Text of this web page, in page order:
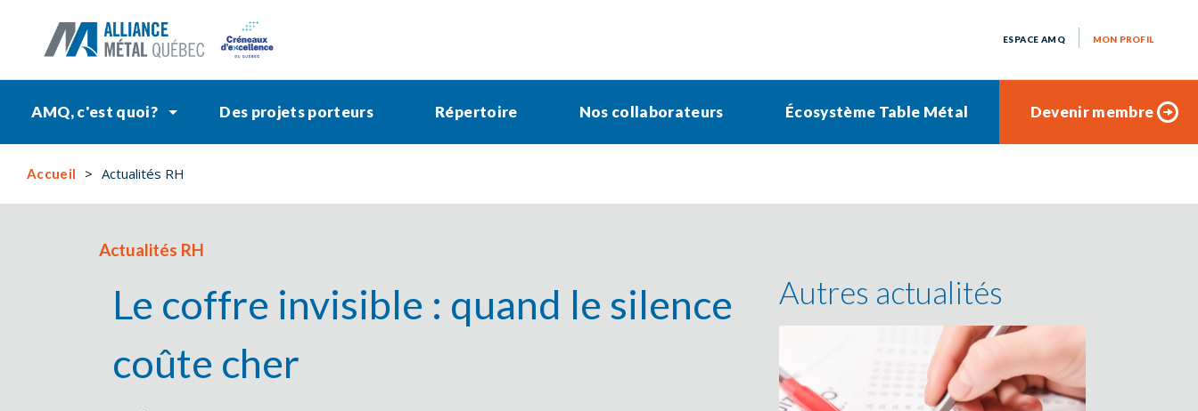
ESPACE AMQ MON PROFIL
AMQ, c'est quoi? Des projets porteurs Répertoire Nos collaborateurs Écosystème Table Métal Devenir membre
Accueil Actualités RH
Actualités RH
Le coffre invisible : quand le silence
coûte cher
Autres actualités